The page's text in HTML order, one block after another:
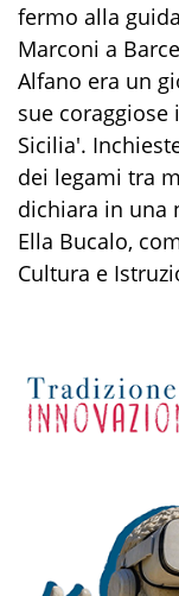
fermo alla
Marconi a
Alfano era un
sue
Sicilia'.
dei legami tra
dichiara in una
Ella Bucalo,
Cultura e